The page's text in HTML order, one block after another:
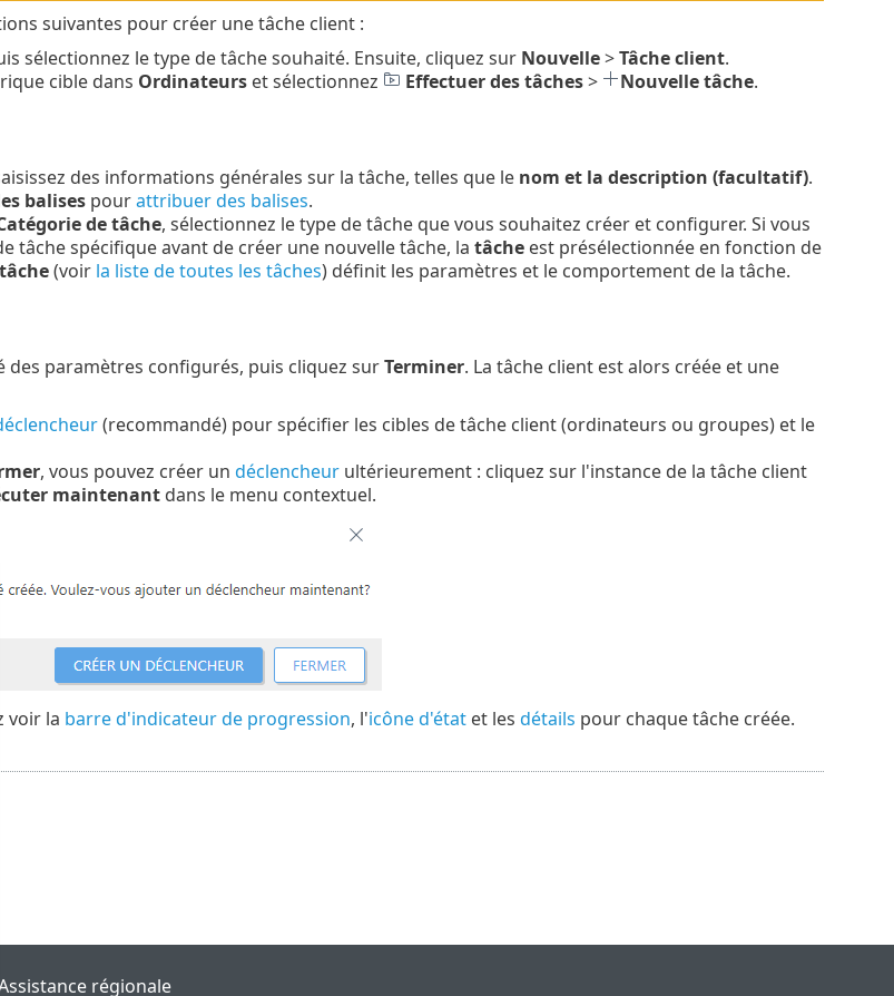
suivantes pour créer une tâche client :
sélectionnez le type de tâche souhaité. Ensuite, cliquez sur Nouvelle>Tâche client.
cible dans Ordinateurset sélectionnez Effectuer des tâches> Nouvelle tâche.
des informations générales sur la tâche, telles que le nom et la description (facultatif).
balisespourattribuer des balises.
de tâche, sélectionnez le type de tâche que vous souhaitez créer et configurer. Si vous
tâche spécifique avant de créer une nouvelle tâche, la tâcheest présélectionnée en fonction de
tâche(voir la liste de toutes les tâches) définit les paramètres et le comportement de la tâche.
des paramètres configurés, puis cliquez surTerminer. La tâche client est alors créée et une
(recommandé) pour spécifier les cibles de tâche client (ordinateurs ou groupes) et le
, vous pouvez créer un déclencheurultérieurement : cliquez sur l'instance de la tâche client
maintenantdans le menu contextuel.
voir la barre d'indicateur de progression, l'icône d'étatet les détails pour chaque tâche créée.
régionale